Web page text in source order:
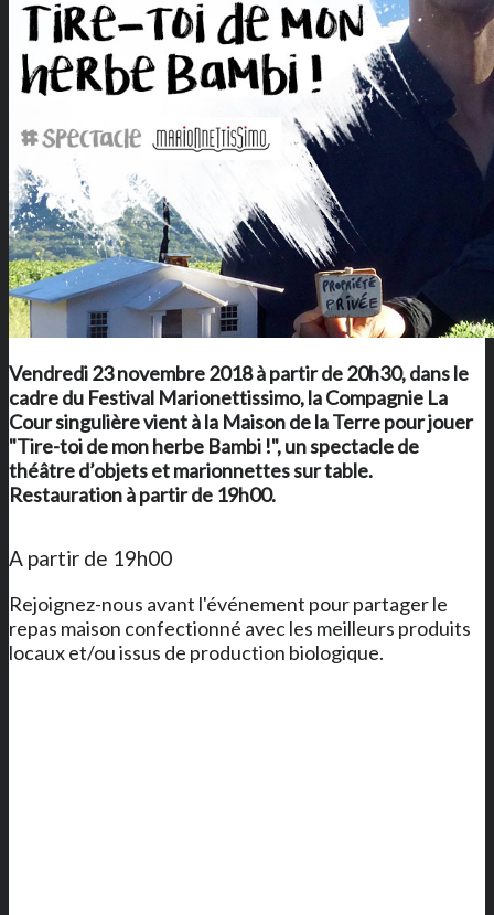
Vendredi 23 novembre 2018 à partir de 20h30, dans le
cadre du Festival Marionettissimo, la Compagnie La
Cour singulière vient àla Maison de la Terrepour jouer
"Tire-toi de mon herbe Bambi !", un spectacle de
théâtre d’objets et marionnettes sur table.
Restauration à partir de 19h00.
A partir de 19h00
Rejoignez-nous avant l'événement pour partager le
repas maison confectionné avec les meilleurs produits
locaux et/ou issus de production biologique.